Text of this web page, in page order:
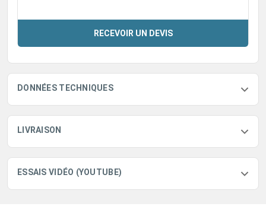
RECEVOIR UN DEVIS
DONNÉES TECHNIQUES
LIVRAISON
ESSAIS VIDÉO (YOUTUBE)